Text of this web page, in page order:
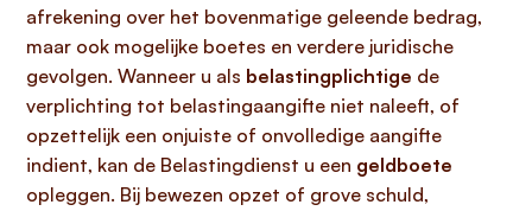
afrekening over het bovenmatige geleende bedrag,
maar ook mogelijke boetes en verdere juridische
gevolgen. Wanneer u als belastingplichtige de
verplichting tot belastingaangifte niet naleeft, of
opzettelijk een onjuiste of onvolledige aangifte
indient, kan de Belastingdienst u een geldboete
opleggen. Bij bewezen opzet of grove schuld,